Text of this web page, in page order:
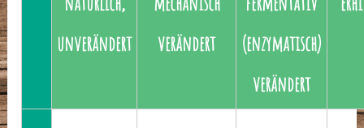
unverändert
verändert
(enzymatisch)
verändert